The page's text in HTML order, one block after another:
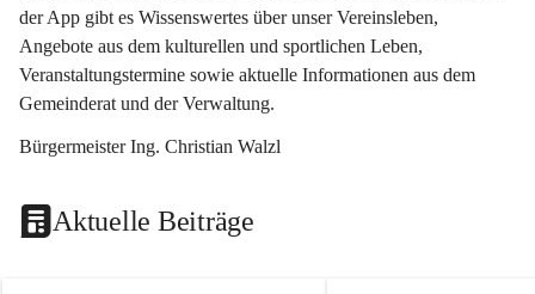
der App gibt es Wissenswertes über unser Vereinsleben,
Angebote aus dem kulturellen und sportlichen Leben,
Veranstaltungstermine sowie aktuelle Informationen aus dem
Gemeinderat und der Verwaltung.
Bürgermeister Ing. Christian Walzl
Aktuelle Beiträge